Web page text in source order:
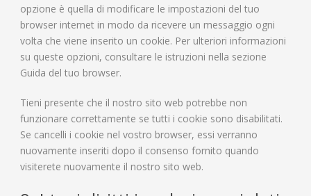
opzione è quella di modificare le impostazioni del tuo
browser internet in modo da ricevere un messaggio ogni
volta che viene inserito un cookie. Per ulteriori informazioni
su queste opzioni, consultare le istruzioni nella sezione
Guida del tuo browser.
Tieni presente che il nostro sito web potrebbe non
funzionare correttamente se tutti i cookie sono disabilitati.
Se cancelli i cookie nel vostro browser, essi verranno
nuovamente inseriti dopo il consenso fornito quando
visiterete nuovamente il nostro sito web.